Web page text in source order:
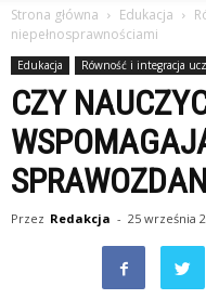
Strona główna Edukacja
niepełnosprawnościami
Edukacja Równość i integracja
CZY
Przez Redakcja - 25 września